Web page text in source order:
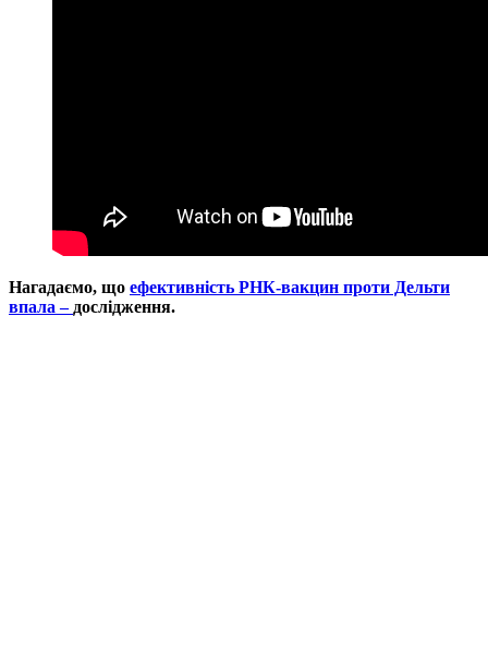
Нагадаємо, що ефективність РНК-вакцин проти Дельти
впала – дослідження.